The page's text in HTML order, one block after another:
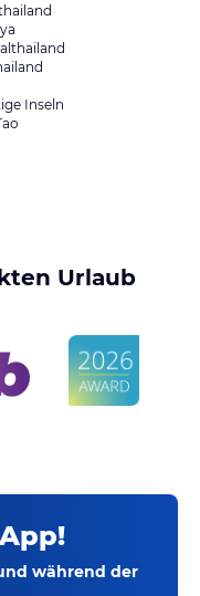
Inseln
Urlaub
während der